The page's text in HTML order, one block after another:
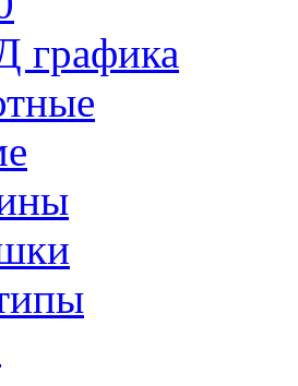
графика